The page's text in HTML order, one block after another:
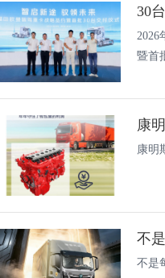
30
2026
暨首
康
康明
不
不是